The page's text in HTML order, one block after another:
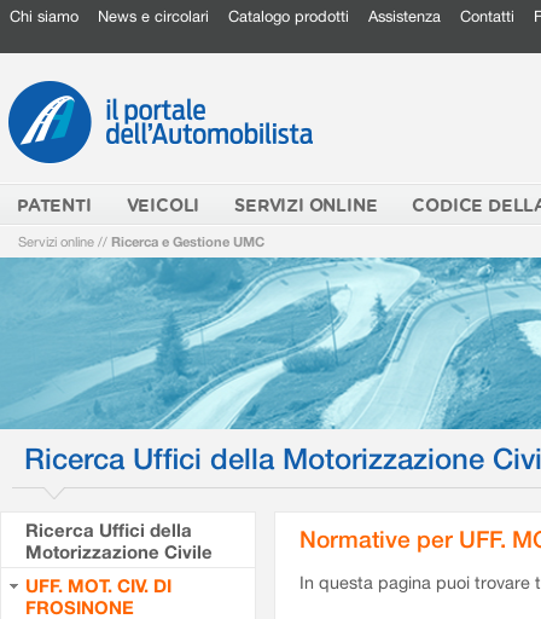
Chi siamo News e circolari Catalogo prodotti Assistenza Contatti
PATENTI VEICOLI SERVIZI ONLINE CODICE
Servizi online // Ricerca e Gestione UMC
Ricerca Uffici della Motorizzazione
Ricerca Uffici della
Motorizzazione Civile
UFF. MOT. CIV. DI
FROSINONE
Normative per UFF.
In questa pagina puoi